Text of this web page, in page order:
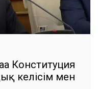
Конституция
келісім мен